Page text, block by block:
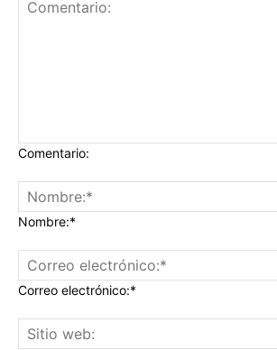
Comentario:
Nombre:*
Correo electrónico:*